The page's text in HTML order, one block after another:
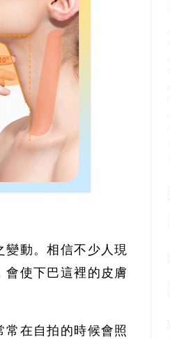
動。相信不少人現
使下巴這裡的皮膚
在自拍的時候會照